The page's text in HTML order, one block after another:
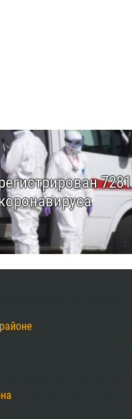
7281